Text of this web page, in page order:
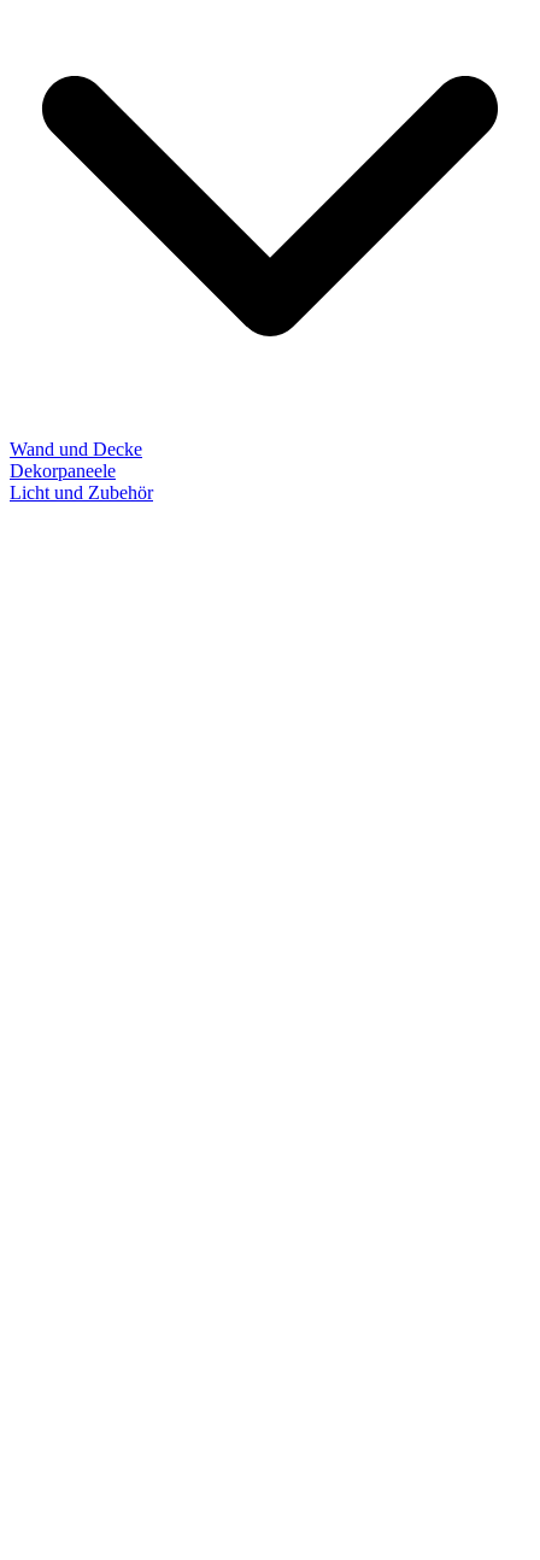
Wand und Decke
Dekorpaneele
Licht und Zubehör